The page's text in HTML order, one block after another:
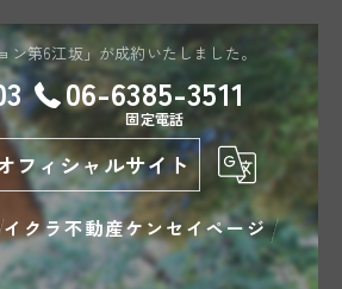
第6江坂」が成約いたしました。
06-6385-3511
固定電話
フィシャルサイト
イクラ不動産ケンセイページ